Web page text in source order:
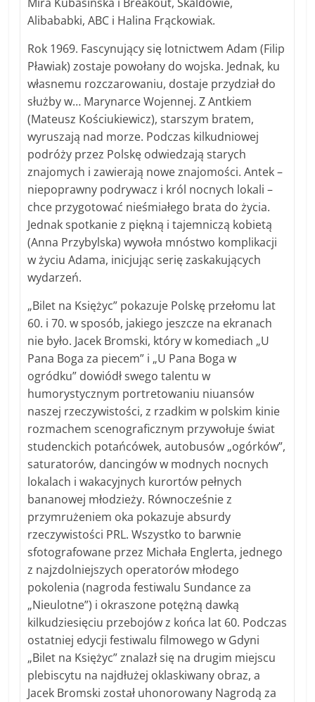
Alibababki, ABC i Halina Frąckowiak.
Rok 1969. Fascynujący się lotnictwem Adam (Filip
Pławiak) zostaje powołany do wojska. Jednak, ku
własnemu rozczarowaniu, dostaje przydział do
służby w… Marynarce Wojennej. Z Antkiem
(Mateusz Kościukiewicz), starszym bratem,
wyruszają nad morze. Podczas kilkudniowej
podróży przez Polskę odwiedzają starych
znajomych i zawierają nowe znajomości. Antek –
niepoprawny podrywacz i król nocnych lokali –
chce przygotować nieśmiałego brata do życia.
Jednak spotkanie z piękną i tajemniczą kobietą
(Anna Przybylska) wywoła mnóstwo komplikacji
w życiu Adama, inicjując serię zaskakujących
wydarzeń.
„Bilet na Księżyc” pokazuje Polskę przełomu lat
60. i 70. w sposób, jakiego jeszcze na ekranach
nie było. Jacek Bromski, który w komediach „U
Pana Boga za piecem” i „U Pana Boga w
ogródku” dowiódł swego talentu w
humorystycznym portretowaniu niuansów
naszej rzeczywistości, z rzadkim w polskim kinie
rozmachem scenograficznym przywołuje świat
studenckich potańcówek, autobusów „ogórków”,
saturatorów, dancingów w modnych nocnych
lokalach i wakacyjnych kurortów pełnych
bananowej młodzieży. Równocześnie z
przymrużeniem oka pokazuje absurdy
rzeczywistości PRL. Wszystko to barwnie
sfotografowane przez Michała Englerta, jednego
z najzdolniejszych operatorów młodego
pokolenia (nagroda festiwalu Sundance za
„Nieulotne”) i okraszone potężną dawką
kilkudziesięciu przebojów z końca lat 60. Podczas
ostatniej edycji festiwalu filmowego w Gdyni
„Bilet na Księżyc” znalazł się na drugim miejscu
plebiscytu na najdłużej oklaskiwany obraz, a
Jacek Bromski został uhonorowany Nagrodą za